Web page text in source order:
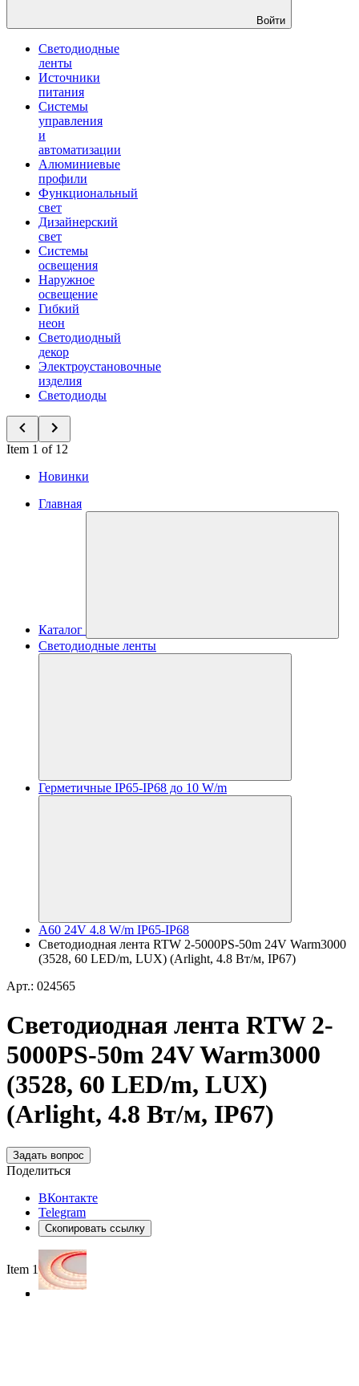
Войти
Светодиодные
ленты
Источники
питания
Системы
управления
и
автоматизации
Алюминиевые
профили
Функциональный
свет
Дизайнерский
свет
Системы
освещения
Наружное
освещение
Гибкий
неон
Светодиодный
декор
Электроустановочные
изделия
Светодиоды
Item 1 of 12
Новинки
Главная
Каталог
Светодиодные ленты
Герметичные IP65-IP68 до 10 W/m
A60 24V 4.8 W/m IP65-IP68
Светодиодная лента RTW 2-5000PS-50m 24V Warm3000
(3528, 60 LED/m, LUX) (Arlight, 4.8 Вт/м, IP67)
Арт.: 024565
Светодиодная лента RTW 2-
5000PS-50m 24V Warm3000
(3528, 60 LED/m, LUX)
(Arlight, 4.8 Вт/м, IP67)
Задать вопрос
Поделиться
ВКонтакте
Telegram
Скопировать ссылку
Item 1 of 3